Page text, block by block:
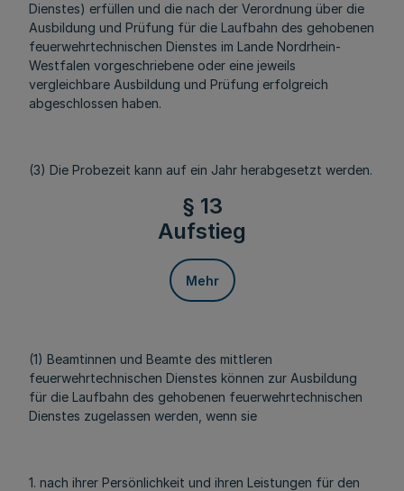
Dienstes) erfüllen und die nach der Verordnung über die
Ausbildung und Prüfung für die Laufbahn des gehobenen
feuerwehrtechnischen Dienstes im Lande Nordrhein-
Westfalen vorgeschriebene oder eine jeweils
vergleichbare Ausbildung und Prüfung erfolgreich
abgeschlossen haben.
(3) Die Probezeit kann auf ein Jahr herabgesetzt werden.
§ 13
Aufstieg
Mehr
(1) Beamtinnen und Beamte des mittleren
feuerwehrtechnischen Dienstes können zur Ausbildung
für die Laufbahn des gehobenen feuerwehrtechnischen
Dienstes zugelassen werden, wenn sie
1. nach ihrer Persönlichkeit und ihren Leistungen für den